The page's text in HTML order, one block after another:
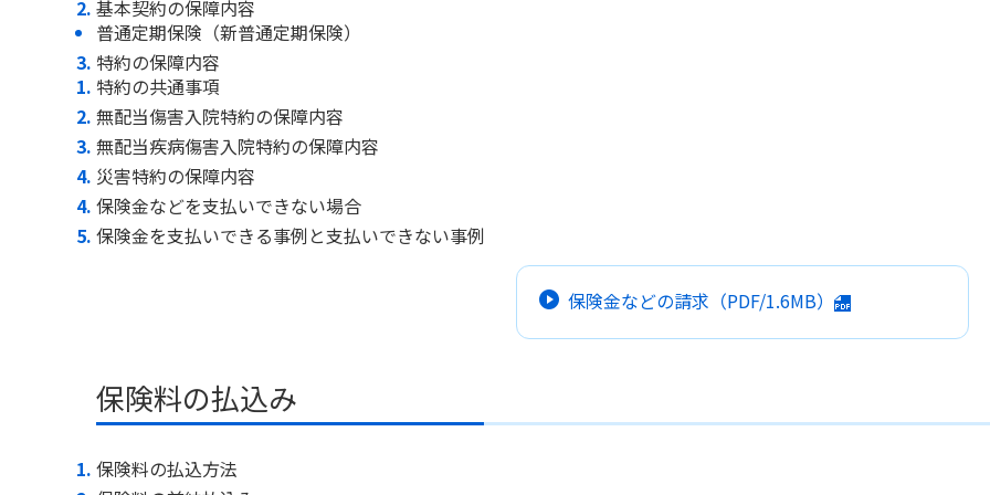
基本契約の保障内容
普通定期保険（新普通定期保険）
特約の保障内容
特約の共通事項
無配当傷害入院特約の保障内容
無配当疾病傷害入院特約の保障内容
災害特約の保障内容
保険金などを支払いできない場合
保険金を支払いできる事例と支払いできない事例
保険金などの請求 （PDF/1.6MB）
保険料の払込み
保険料の払込方法